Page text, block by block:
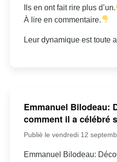
Ils en ont fait rire plus d’un.
À lire en commentaire.
Leur dynamique est toute
Emmanuel Bilodeau:
comment il a célébré
Publié le vendredi 12
Emmanuel Bilodeau: